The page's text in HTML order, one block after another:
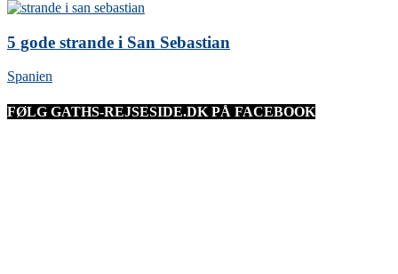
5 gode strande i San Sebastian
Spanien
FØLG GATHS-REJSESIDE.DK PÅ FACEBOOK